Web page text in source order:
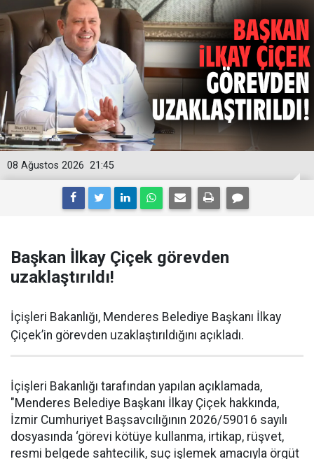
21:45
08 Ağustos 2026
Başkan İlkay Çiçek görevden
uzaklaştırıldı!
İçişleri Bakanlığı, Menderes Belediye Başkanı İlkay
Çiçek’in görevden uzaklaştırıldığını açıkladı.
İçişleri Bakanlığı tarafından yapılan açıklamada,
"Menderes Belediye Başkanı İlkay Çiçek hakkında,
İzmir Cumhuriyet Başsavcılığının 2026/59016 sayılı
dosyasında ‘görevi kötüye kullanma, irtikap, rüşvet,
resmi belgede sahtecilik, suç işlemek amacıyla örgüt